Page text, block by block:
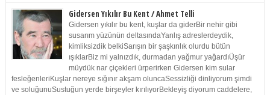
Gidersen Yıkılır Bu Kent / Ahmet Telli
Gidersen yıkılır bu kent, kuşlar da giderBir nehir gibi
susarım yüzünün deltasındaYanlış adreslerdeydik,
kimliksizdik belkiSarışın bir şaşkınlık olurdu bütün
ışıklarBiz mi yalnızdık, durmadan yağmur yağardıÜşür
müydük nar çiçekleri ürperirken Gidersen kim sular
fesleğenleriKuşlar nereye sığınır akşam oluncaSessizliği dinliyorum şimdi
ve soluğunuSustuğun yerde birşeyler kırılıyorBekleyiş diyorum caddelere,